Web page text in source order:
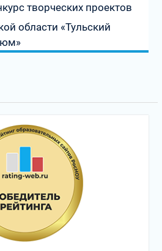
творческих проектов
области «Тульский